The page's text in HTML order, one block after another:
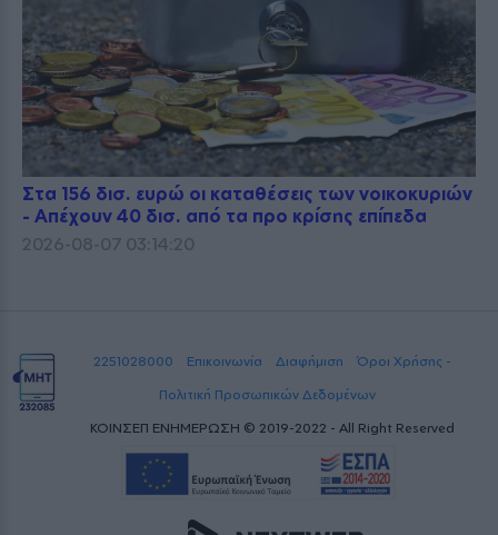
Στα 156 δισ. ευρώ οι καταθέσεις των νοικοκυριών
- Απέχουν 40 δισ. από τα προ κρίσης επίπεδα
2026-08-07 03:14:20
2251028000 Επικοινωνία Διαφήμιση
Όροι Χρήσης -
Πολιτική Προσωπικών Δεδομένων
ΚΟΙΝΣΕΠ ΕΝΗΜΕΡΩΣΗ © 2019-2022 - All Right Reserved